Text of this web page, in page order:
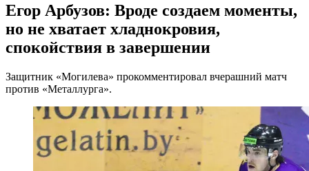
Егор Арбузов: Вроде создаем моменты,
но не хватает хладнокровия,
спокойствия в завершении
Защитник «Могилева» прокомментировал вчерашний матч
против «Металлурга».